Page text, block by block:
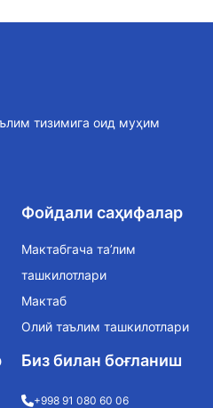
тизимига оид муҳим
Фойдали саҳифалар
Мактабгача та’лим
ташкилотлари
Мактаб
Олий таълим ташкилотлари
Биз билан боғланиш
+998 91 080 60 06